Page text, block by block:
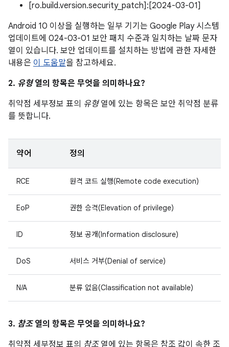
[ro.build.version.security_patch]:[2024-03-01]
Android 10 이상을 실행하는 일부 기기는 Google Play 시스템
업데이트에 024-03-01 보안 패치 수준과 일치하는 날짜 문자
열이 있습니다. 보안 업데이트를 설치하는 방법에 관한 자세한
내용은 이 도움말을 참고하세요.
2. 유형열의 항목은 무엇을 의미하나요?
취약점 세부정보 표의 유형열에 있는 항목은 보안 취약점 분류
를 뜻합니다.
약어 정의
RCE 원격 코드 실행(Remote code execution)
EoP 권한 승격(Elevation of privilege)
ID 정보 공개(Information disclosure)
DoS 서비스 거부(Denial of service)
N/A 분류 없음(Classification not available)
3. 참조열의 항목은 무엇을 의미하나요?
취약점 세부정보 표의 참조열에 있는 항목은 참조 값이 속한 조